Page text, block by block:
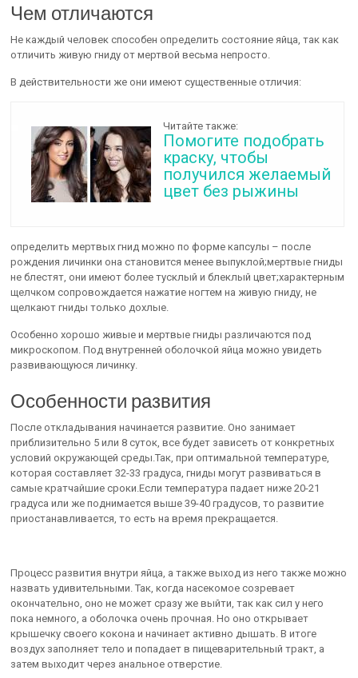
Чем отличаются
Не каждый человек способен определить состояние яйца, так как
отличить живую гниду от мертвой весьма непросто.
В действительности же они имеют существенные отличия:
Читайте также:
Помогите подобрать
краску, чтобы
получился желаемый
цвет без рыжины
определить мертвых гнид можно по форме капсулы – после
рождения личинки она становится менее выпуклой;мертвые гниды
не блестят, они имеют более тусклый и блеклый цвет;характерным
щелчком сопровождается нажатие ногтем на живую гниду, не
щелкают гниды только дохлые.
Особенно хорошо живые и мертвые гниды различаются под
микроскопом. Под внутренней оболочкой яйца можно увидеть
развивающуюся личинку.
Особенности развития
После откладывания начинается развитие. Оно занимает
приблизительно 5 или 8 суток, все будет зависеть от конкретных
условий окружающей среды.Так, при оптимальной температуре,
которая составляет 32-33 градуса, гниды могут развиваться в
самые кратчайшие сроки.Если температура падает ниже 20-21
градуса или же поднимается выше 39-40 градусов, то развитие
приостанавливается, то есть на время прекращается.
Процесс развития внутри яйца, а также выход из него также можно
назвать удивительными. Так, когда насекомое созревает
окончательно, оно не может сразу же выйти, так как сил у него
пока немного, а оболочка очень прочная. Но оно открывает
крышечку своего кокона и начинает активно дышать. В итоге
воздух заполняет тело и попадает в пищеварительный тракт, а
затем выходит через анальное отверстие.